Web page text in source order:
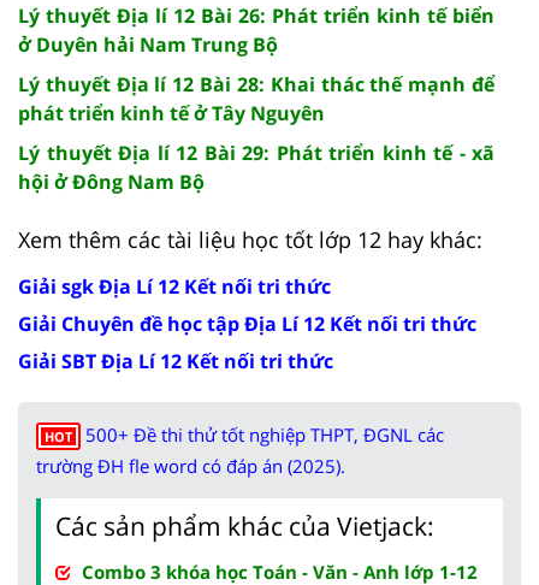
Lý thuyết Địa lí 12 Bài 26: Phát triển kinh tế biển
ở Duyên hải Nam Trung Bộ
Lý thuyết Địa lí 12 Bài 28: Khai thác thế mạnh để
phát triển kinh tế ở Tây Nguyên
Lý thuyết Địa lí 12 Bài 29: Phát triển kinh tế - xã
hội ở Đông Nam Bộ
Xem thêm các tài liệu học tốt lớp 12 hay khác:
Giải sgk Địa Lí 12 Kết nối tri thức
Giải Chuyên đề học tập Địa Lí 12 Kết nối tri thức
Giải SBT Địa Lí 12 Kết nối tri thức
HOT
500+ Đề thi thử tốt nghiệp THPT, ĐGNL các
trường ĐH fle word có đáp án (2025).
Các sản phẩm khác của Vietjack:
Combo 3 khóa học Toán - Văn - Anh lớp 1-12